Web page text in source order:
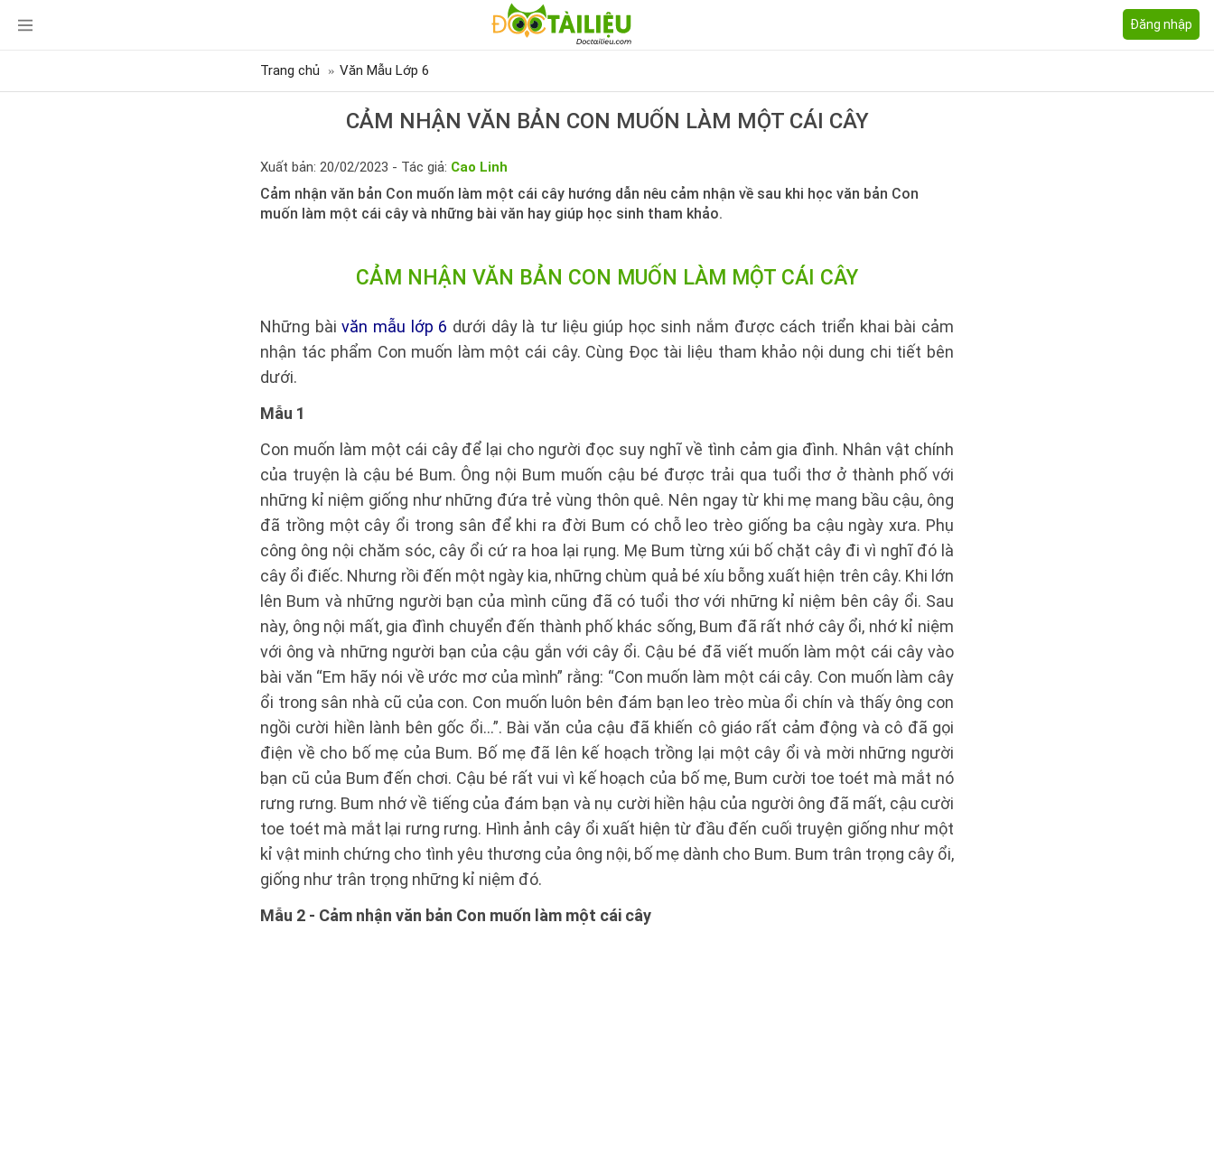
Đăng nhập
Trang chủ Văn Mẫu Lớp 6
CẢM NHẬN VĂN BẢN CON MUỐN LÀM MỘT CÁI CÂY
Xuất bản: 20/02/2023 - Tác giả: Cao Linh
Cảm nhận văn bản Con muốn làm một cái cây hướng dẫn nêu cảm nhận về sau khi học văn bản Con
muốn làm một cái cây và những bài văn hay giúp học sinh tham khảo.
CẢM NHẬN VĂN BẢN CON MUỐN LÀM MỘT CÁI CÂY
Những bàivăn mẫu lớp 6 dưới dây là tư liệu giúp học sinh nắm được cách triển khai bài cảm
nhận tác phẩm Con muốn làm một cái cây. Cùng Đọc tài liệu tham khảo nội dung chi tiết bên
dưới.
Mẫu 1
Con muốn làm một cái cây để lại cho người đọc suy nghĩ về tình cảm gia đình. Nhân vật chính
của truyện là cậu bé Bum. Ông nội Bum muốn cậu bé được trải qua tuổi thơ ở thành phố với
những kỉ niệm giống như những đứa trẻ vùng thôn quê. Nên ngay từ khi mẹ mang bầu cậu, ông
đã trồng một cây ổi trong sân để khi ra đời Bum có chỗ leo trèo giống ba cậu ngày xưa. Phụ
công ông nội chăm sóc, cây ổi cứ ra hoa lại rụng. Mẹ Bum từng xúi bố chặt cây đi vì nghĩ đó là
cây ổi điếc. Nhưng rồi đến một ngày kia, những chùm quả bé xíu bỗng xuất hiện trên cây. Khi lớn
lên Bum và những người bạn của mình cũng đã có tuổi thơ với những kỉ niệm bên cây ổi. Sau
này, ông nội mất, gia đình chuyển đến thành phố khác sống, Bum đã rất nhớ cây ổi, nhớ kỉ niệm
với ông và những người bạn của cậu gắn với cây ổi. Cậu bé đã viết muốn làm một cái cây vào
bài văn “Em hãy nói về ước mơ của mình” rằng: “Con muốn làm một cái cây. Con muốn làm cây
ổi trong sân nhà cũ của con. Con muốn luôn bên đám bạn leo trèo mùa ổi chín và thấy ông con
ngồi cười hiền lành bên gốc ổi…”. Bài văn của cậu đã khiến cô giáo rất cảm động và cô đã gọi
điện về cho bố mẹ của Bum. Bố mẹ đã lên kế hoạch trồng lại một cây ổi và mời những người
bạn cũ của Bum đến chơi. Cậu bé rất vui vì kế hoạch của bố mẹ, Bum cười toe toét mà mắt nó
rưng rưng. Bum nhớ về tiếng của đám bạn và nụ cười hiền hậu của người ông đã mất, cậu cười
toe toét mà mắt lại rưng rưng. Hình ảnh cây ổi xuất hiện từ đầu đến cuối truyện giống như một
kỉ vật minh chứng cho tình yêu thương của ông nội, bố mẹ dành cho Bum. Bum trân trọng cây ổi,
giống như trân trọng những kỉ niệm đó.
Mẫu 2 - Cảm nhận văn bản Con muốn làm một cái cây